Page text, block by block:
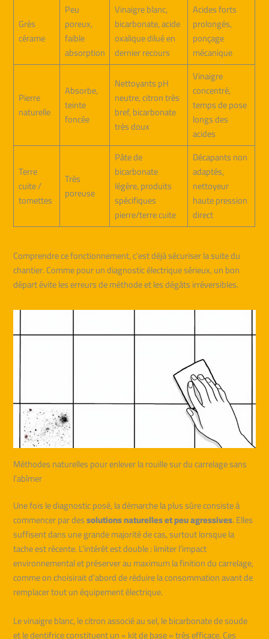
Grès
cérame
Peu
poreux,
faible
absorption
Vinaigre blanc,
bicarbonate, acide
oxalique dilué en
dernier recours
Acides forts
prolongés,
ponçage
mécanique
Pierre
naturelle
Absorbe,
teinte
foncée
Nettoyants pH
neutre, citron très
bref, bicarbonate
très doux
Vinaigre
concentré,
temps de pose
longs des
acides
Terre
cuite /
tomettes
Très
poreuse
Pâte de
bicarbonate
légère, produits
spécifiques
pierre/terre cuite
Décapants non
adaptés,
nettoyeur
haute pression
direct
Comprendre ce fonctionnement, c’est déjà sécuriser la suite du
chantier. Comme pour un diagnostic électrique sérieux, un bon
départ évite les erreurs de méthode et les dégâts irréversibles.
Méthodes naturelles pour enlever la rouille sur du carrelage sans
l’abîmer
Une fois le diagnostic posé, la démarche la plus sûre consiste à
commencer par dessolutions naturelles et peu agressives. Elles
suffisent dans une grande majorité de cas, surtout lorsque la
tache est récente. L’intérêt est double : limiter l’impact
environnemental et préserver au maximum la finition du carrelage,
comme on choisirait d’abord de réduire la consommation avant de
remplacer tout un équipement électrique.
Le vinaigre blanc, le citron associé au sel, le bicarbonate de soude
et le dentifrice constituent un « kit de base » très efficace. Ces